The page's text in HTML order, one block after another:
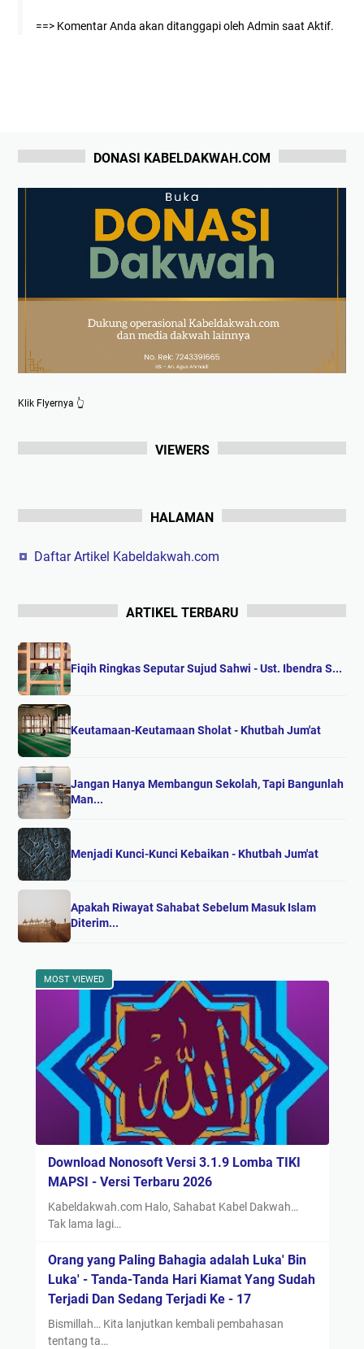
==> Komentar Anda akan ditanggapi oleh Admin saat Aktif.
DONASI KABELDAKWAH.COM
Klik Flyernya 👆
VIEWERS
HALAMAN
Daftar Artikel Kabeldakwah.com
ARTIKEL TERBARU
Fiqih Ringkas Seputar Sujud Sahwi - Ust. Ibendra S...
Keutamaan-Keutamaan Sholat - Khutbah Jum'at
Jangan Hanya Membangun Sekolah, Tapi Bangunlah
Man...
Menjadi Kunci-Kunci Kebaikan - Khutbah Jum'at
Apakah Riwayat Sahabat Sebelum Masuk Islam
Diterim...
MOST VIEWED
Download Nonosoft Versi 3.1.9 Lomba TIKI
MAPSI - Versi Terbaru 2026
Kabeldakwah.com Halo, Sahabat Kabel Dakwah…
Tak lama lagi…
Orang yang Paling Bahagia adalah Luka' Bin
Luka' - Tanda-Tanda Hari Kiamat Yang Sudah
Terjadi Dan Sedang Terjadi Ke - 17
Bismillah… Kita lanjutkan kembali pembahasan
tentang ta…